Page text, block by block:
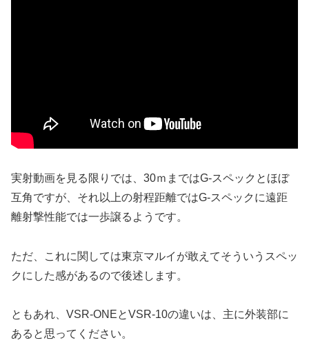
実射動画を見る限りでは、30ｍまではG-スペックとほぼ
互角ですが、それ以上の射程距離ではG-スペックに遠距
離射撃性能では一歩譲るようです。
ただ、これに関しては東京マルイが敢えてそういうスペッ
クにした感があるので後述します。
ともあれ、VSR-ONEとVSR-10の違いは、主に外装部に
あると思ってください。